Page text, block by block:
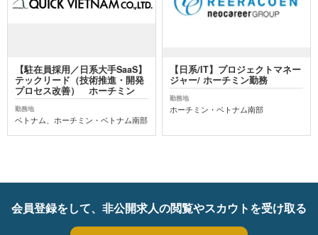
【駐在員採用／日系大手SaaS】
テックリード（技術推進・開発
プロセス改善） ホーチミン
勤務地
ベトナム、ホーチミン・ベトナム南部
【日系/IT】プロジェクトマネー
ジャー/ ホーチミン勤務
勤務地
ホーチミン・ベトナム南部
会員登録をして、非公開求人の閲覧やスカウトを受け取る